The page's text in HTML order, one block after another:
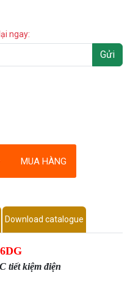
ngay:
Gửi
MUA HÀNG
Download catalogue
tiết kiệm điện